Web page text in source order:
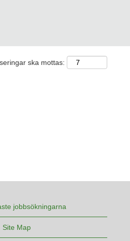
ska mottas:
jobbsökningarna
Site Map